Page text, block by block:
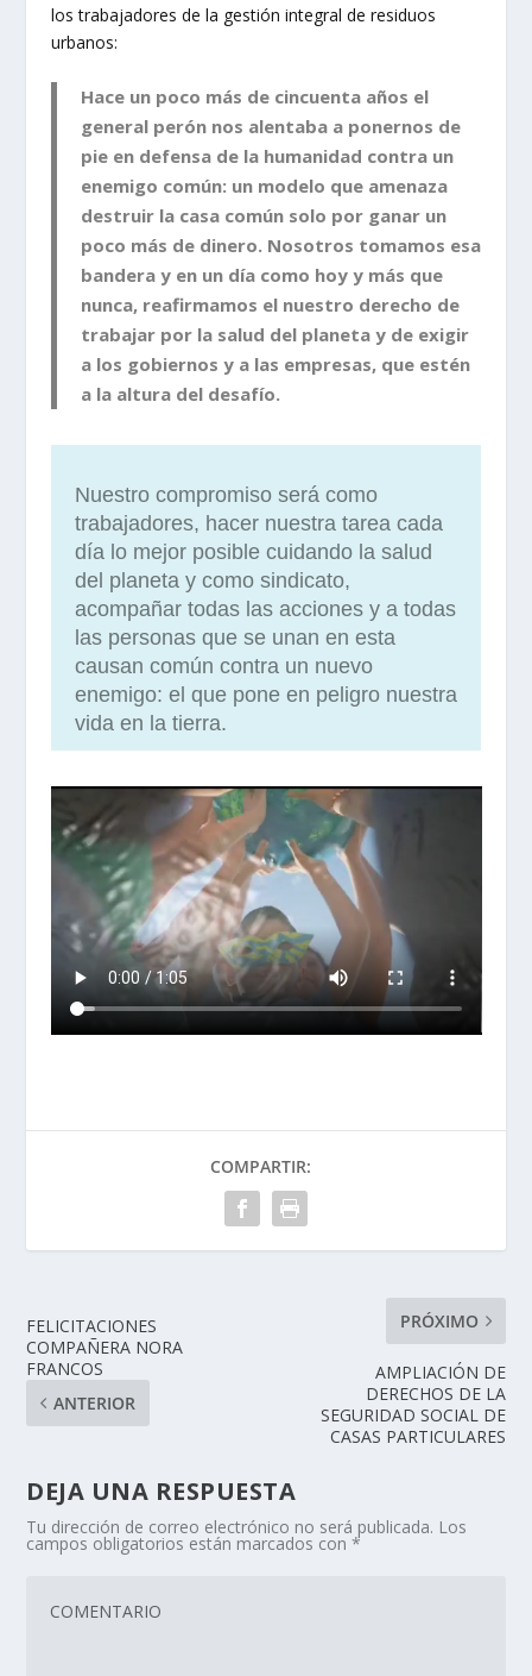
los trabajadores de la gestión integral de residuos
urbanos:
Hace un poco más de cincuenta años el
general perón nos alentaba a ponernos de
pie en defensa de la humanidad contra un
enemigo común: un modelo que amenaza
destruir la casa común solo por ganar un
poco más de dinero. Nosotros tomamos esa
bandera y en un día como hoy y más que
nunca, reafirmamos el nuestro derecho de
trabajar por la salud del planeta y de exigir
a los gobiernos y a las empresas, que estén
a la altura del desafío.
Nuestro compromiso será como
trabajadores, hacer nuestra tarea cada
día lo mejor posible cuidando la salud
del planeta y como sindicato,
acompañar todas las acciones y a todas
las personas que se unan en esta
causan común contra un nuevo
enemigo: el que pone en peligro nuestra
vida en la tierra.
COMPARTIR:
FELICITACIONES
COMPAÑERA NORA
FRANCOS
ANTERIOR
PRÓXIMO
AMPLIACIÓN DE
DERECHOS DE LA
SEGURIDAD SOCIAL DE
CASAS PARTICULARES
DEJA UNA RESPUESTA
Tu dirección de correo electrónico no será publicada. Los
campos obligatorios están marcados con*